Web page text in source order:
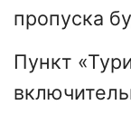
пропуска
Пункт